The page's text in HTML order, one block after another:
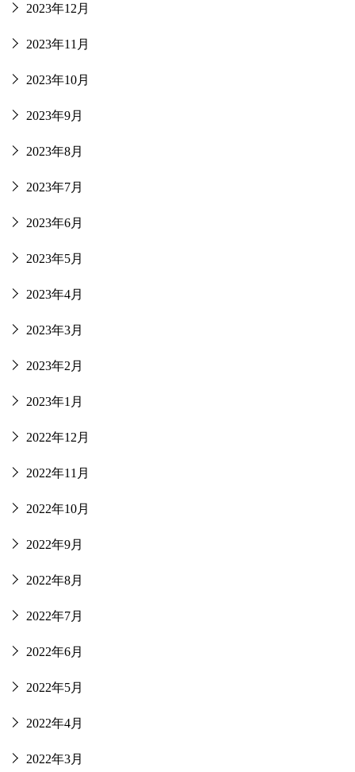
2023年12月
2023年11月
2023年10月
2023年9月
2023年8月
2023年7月
2023年6月
2023年5月
2023年4月
2023年3月
2023年2月
2023年1月
2022年12月
2022年11月
2022年10月
2022年9月
2022年8月
2022年7月
2022年6月
2022年5月
2022年4月
2022年3月